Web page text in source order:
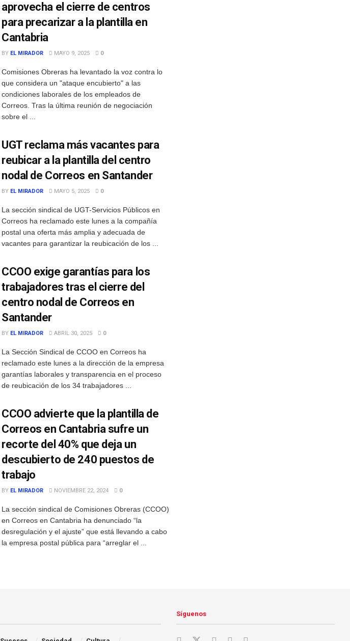
aprovecha el cierre de centros
para precarizar a la plantilla en
Cantabria
BY EL MIRADOR MAYO 9, 2025 0
Comisiones Obreras ha levantado la voz contra lo
que considera un "ataque encubierto" a las
condiciones laborales de los empleados de
Correos. Tras la última reunión de negociación
sobre el ...
UGT reclama más vacantes para
reubicar a la plantilla del centro
nodal de Correos en Santander
BY EL MIRADOR MAYO 5, 2025 0
La sección sindical de UGT-Servicios Públicos en
Correos ha reclamado este lunes a la compañía
postal una oferta más amplia y adecuada de
vacantes para garantizar la reubicación de los ...
CCOO exige garantías para los
trabajadores tras el cierre del
centro nodal de Correos en
Santander
BY EL MIRADOR ABRIL 30, 2025 0
La Sección Sindical de CCOO en Correos ha
reclamado este lunes a la dirección de la empresa
garantías laborales y transparencia en el proceso
de reubicación de los 34 trabajadores ...
CCOO advierte que la plantilla de
Correos en Cantabria sufre un
recorte del 40% que deja un
descubierto de 240 puestos de
trabajo
BY EL MIRADOR NOVIEMBRE 22, 2024 0
La sección sindical de Comisiones Obreras (CCOO)
en Correos en Cantabria ha denunciado “la
desregulación y el ajuste” que está llevando a cabo
la empresa postal pública para “arreglar el ...
Síguenos